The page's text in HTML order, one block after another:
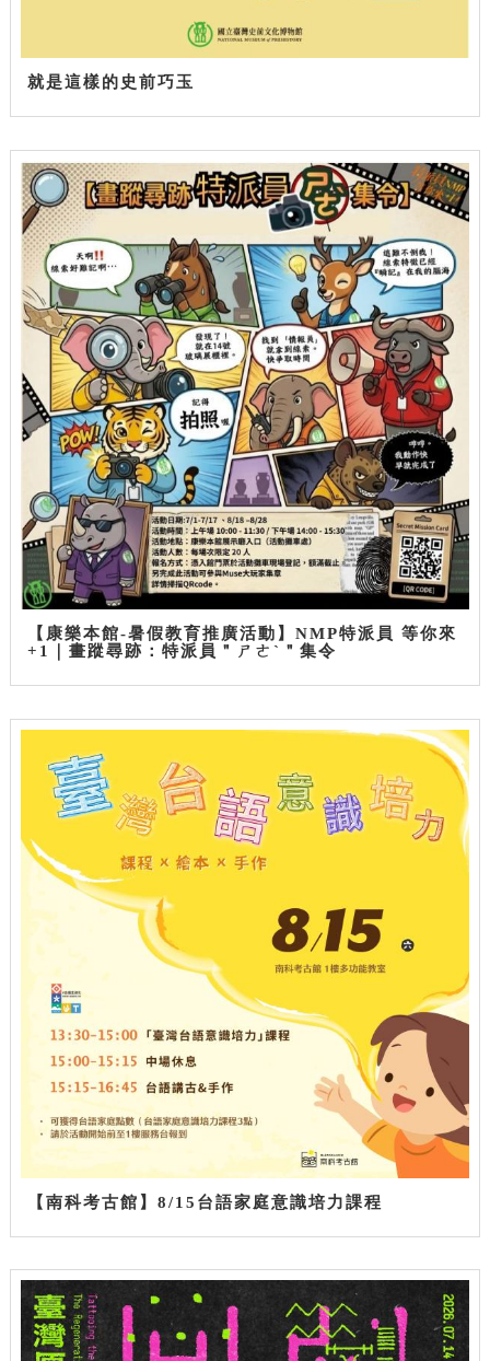
就是這樣的史前巧玉
【康樂本館-暑假教育推廣活動】NMP特派員 等你來
+1｜畫蹤尋跡：特派員＂ㄕㄜˋ＂集令
【南科考古館】8/15台語家庭意識培力課程